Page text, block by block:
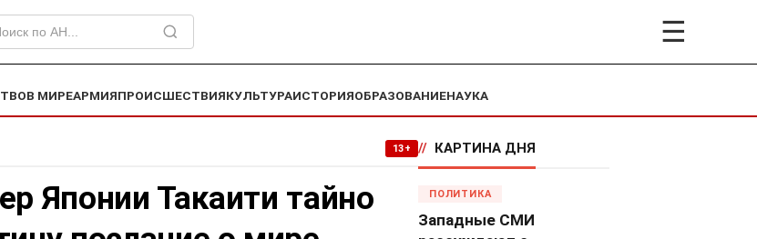
☰
В МИРЕАРМИЯПРОИСШЕСТВИЯКУЛЬТУРАИСТОРИЯОБРАЗОВАНИЕНАУКА
13+
Японии Такаити тайно
// КАРТИНА ДНЯ
ПОЛИТИКА
Западные СМИ